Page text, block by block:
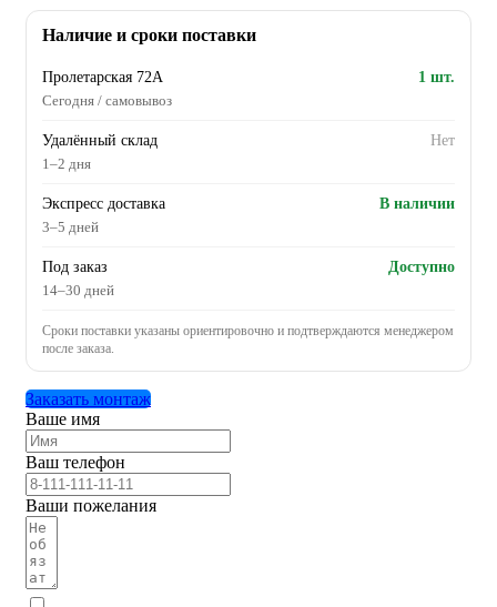
Наличие и сроки поставки
Пролетарская 72А
1 шт.
Сегодня / самовывоз
Удалённый склад
Нет
1–2 дня
Экспресс доставка
В наличии
3–5 дней
Под заказ
Доступно
14–30 дней
Сроки поставки указаны ориентировочно и подтверждаются менеджером
после заказа.
Заказать монтаж
Ваше имя
Ваш телефон
Ваши пожелания